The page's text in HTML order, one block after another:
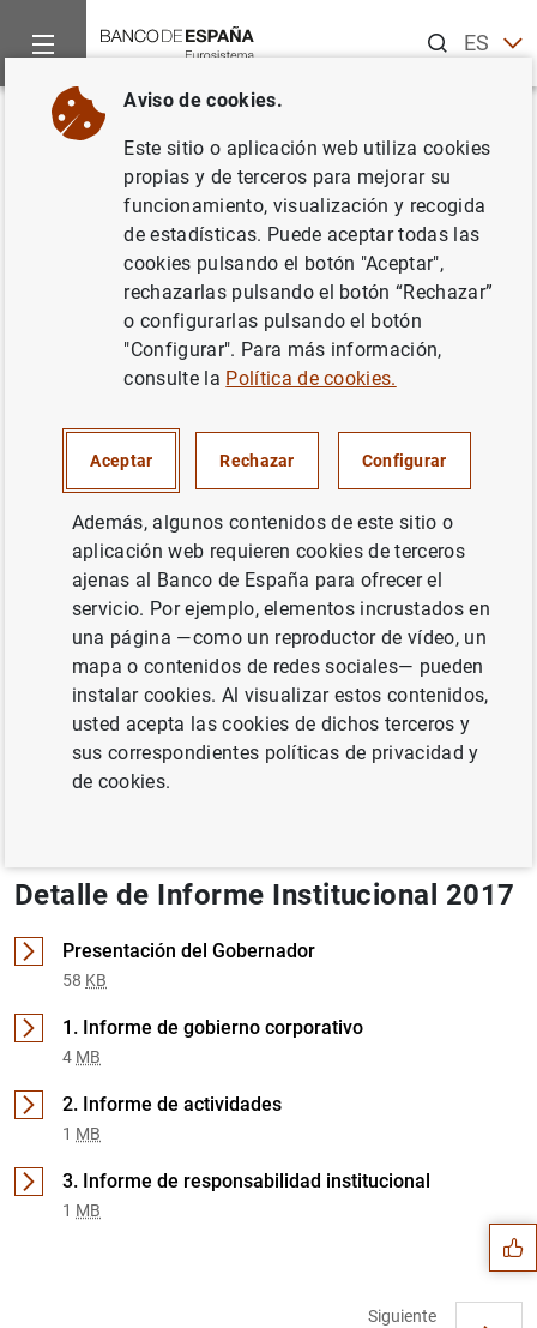
ESEN
Inicio Publicaciones
Volver
Informe Institucional 2017
Serie: Informe Institucional.
GOBERNANZA
INSTITUCIONES FINANCIERAS, BANCOS
BANCO DE ESPAÑA BCE, EUROSISTEMA
Documento completo
Informe Institucional 2017 (16MB)
Detalle de Informe Institucional 2017
Presentación del Gobernador
58 KB
1. Informe de gobierno corporativo
4 MB
2. Informe de actividades
1 MB
3. Informe de responsabilidad institucional
1 MB
Siguiente
Sugerencias
Aviso de cookies.
Este sitio o aplicación web utiliza cookies
propias y de terceros para mejorar su
funcionamiento, visualización y recogida
de estadísticas. Puede aceptar todas las
cookies pulsando el botón "Aceptar",
rechazarlas pulsando el botón “Rechazar”
o configurarlas pulsando el botón
"Configurar". Para más información,
consulte la Política de cookies.
Aceptar Rechazar Configurar
Además, algunos contenidos de este sitio o
aplicación web requieren cookies de terceros
ajenas al Banco de España para ofrecer el
servicio. Por ejemplo, elementos incrustados en
una página —como un reproductor de vídeo, un
mapa o contenidos de redes sociales— pueden
instalar cookies. Al visualizar estos contenidos,
usted acepta las cookies de dichos terceros y
sus correspondientes políticas de privacidad y
de cookies.